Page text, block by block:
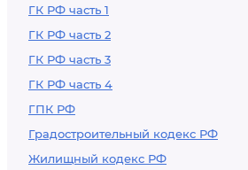
ГК РФ часть 1
ГК РФ часть 2
ГК РФ часть 3
ГК РФ часть 4
ГПК РФ
Градостроительный кодекс РФ
Жилищный кодекс РФ